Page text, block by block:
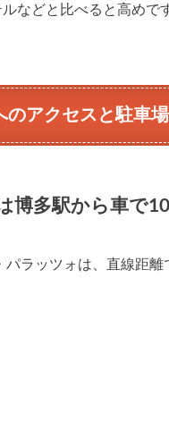
ルなどと比べると高め
のアクセスと駐車
博多駅から車で
パラッツォは、直線距